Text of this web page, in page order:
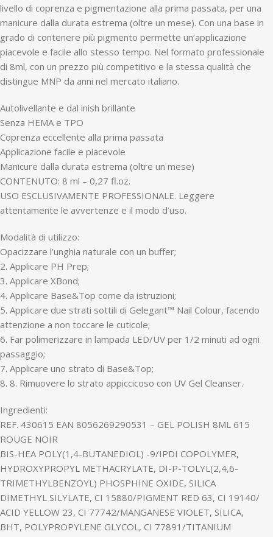
livello di coprenza e pigmentazione alla prima passata, per una
manicure dalla durata estrema (oltre un mese). Con una base in
grado di contenere più pigmento permette un’applicazione
piacevole e facile allo stesso tempo. Nel formato professionale
di 8ml, con un prezzo più competitivo e la stessa qualità che
distingue MNP da anni nel mercato italiano.
Autolivellante e dal inish brillante
Senza HEMA e TPO
Coprenza eccellente alla prima passata
Applicazione facile e piacevole
Manicure dalla durata estrema (oltre un mese)
CONTENUTO: 8 ml – 0,27 fl.oz.
USO ESCLUSIVAMENTE PROFESSIONALE. Leggere
attentamente le avvertenze e il modo d’uso.
Modalità di utilizzo:
Opacizzare l’unghia naturale con un buffer;
2. Applicare PH Prep;
3. Applicare XBond;
4. Applicare Base&Top come da istruzioni;
5. Applicare due strati sottili di Gelegant™ Nail Colour, facendo
attenzione a non toccare le cuticole;
6. Far polimerizzare in lampada LED/UV per 1/2 minuti ad ogni
passaggio;
7. Applicare uno strato di Base&Top;
8. 8. Rimuovere lo strato appiccicoso con UV Gel Cleanser.
Ingredienti:
REF. 430615 EAN 8056269290531 – GEL POLISH 8ML 615
ROUGE NOIR
BIS-HEA POLY(1,4-BUTANEDIOL) -9/IPDI COPOLYMER,
HYDROXYPROPYL METHACRYLATE, DI-P-TOLYL(2,4,6-
TRIMETHYLBENZOYL) PHOSPHINE OXIDE, SILICA
DIMETHYL SILYLATE, CI 15880/PIGMENT RED 63, CI 19140/
ACID YELLOW 23, CI 77742/MANGANESE VIOLET, SILICA,
BHT, POLYPROPYLENE GLYCOL, CI 77891/TITANIUM